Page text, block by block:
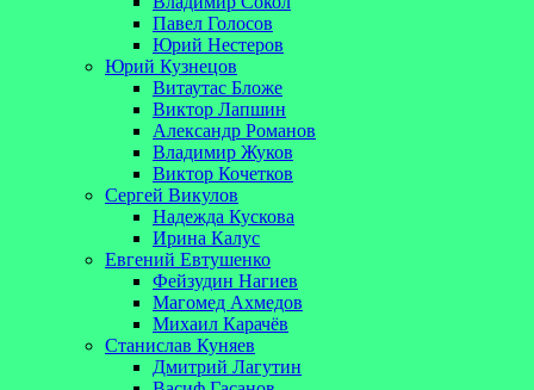
Павел Голосов
Юрий Нестеров
Юрий Кузнецов
Витаутас Бложе
Виктор Лапшин
Александр Романов
Владимир Жуков
Виктор Кочетков
Сергей Викулов
Надежда Кускова
Ирина Калус
Евгений Евтушенко
Фейзудин Нагиев
Магомед Ахмедов
Михаил Карачёв
Станислав Куняев
Дмитрий Лагутин